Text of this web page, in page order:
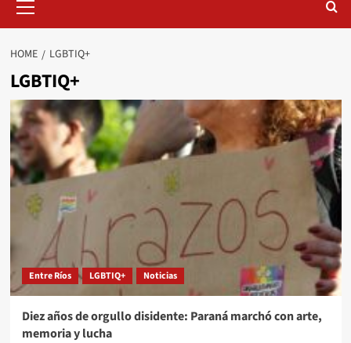
Menu
HOME LGBTIQ+
LGBTIQ+
Entre Ríos LGBTIQ+ Noticias
Diez años de orgullo disidente: Paraná marchó con arte,
memoria y lucha